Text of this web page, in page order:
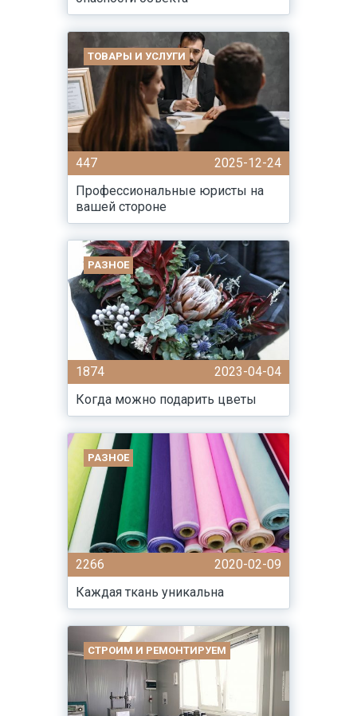
ТОВАРЫ И УСЛУГИ
447
2025-12-24
Профессиональные юристы на
вашей стороне
РАЗНОЕ
1874
2023-04-04
Когда можно подарить цветы
РАЗНОЕ
2266
2020-02-09
Каждая ткань уникальна
СТРОИМ И РЕМОНТИРУЕМ